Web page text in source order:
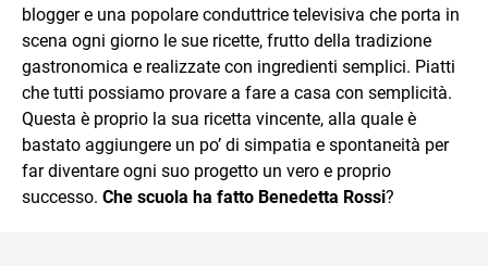
blogger e una popolare conduttrice televisiva che porta in
scena ogni giorno le sue ricette, frutto della tradizione
gastronomica e realizzate con ingredienti semplici. Piatti
che tutti possiamo provare a fare a casa con semplicità.
Questa è proprio la sua ricetta vincente, alla quale è
bastato aggiungere un po’ di simpatia e spontaneità per
far diventare ogni suo progetto un vero e proprio
successo. Che scuola ha fatto Benedetta Rossi?